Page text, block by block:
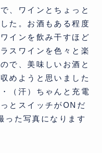
、ワインとちょっと
た。お酒もある程度
インを飲み干すほど
スワインを色々と楽
で、美味しいお酒と
めようと思いました
（汗）ちゃんと充電
とスイッチがONだ
った写真になります